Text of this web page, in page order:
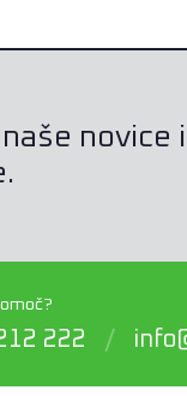
novice
222 /